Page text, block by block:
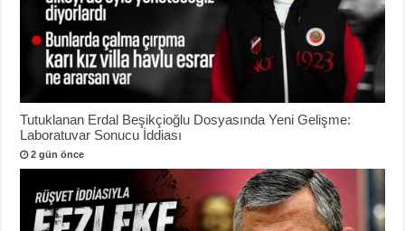
Tutuklanan Erdal Beşikçioğlu Dosyasında Yeni Gelişme:
Laboratuvar Sonucu İddiası
2 gün önce